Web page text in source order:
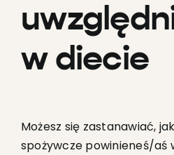
w diecie
Możesz się zastanawiać,
spożywcze powinieneś/aś